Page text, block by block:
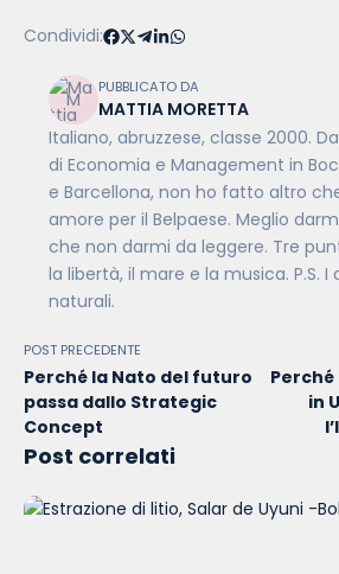
Condividi:
PUBBLICATO DA
MATTIA MORETTA
Italiano, abruzzese, classe 2000.
di Economia e Management in
e Barcellona, non ho fatto altro
amore per il Belpaese. Meglio
che non darmi da leggere. Tre
la libertà, il mare e la musica. P.S. I
naturali.
POST PRECEDENTE
Perché la Nato del futuro
passa dallo Strategic
Concept
in
Post correlati